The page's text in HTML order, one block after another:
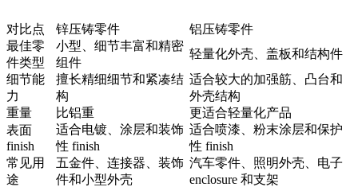
对比点 锌压铸零件
铝压铸零件
最佳零
件类型
小型、细节丰富和精密
组件
轻量化外壳、盖板和结构件
细节能
力
擅长精细细节和紧凑结
构
适合较大的加强筋、凸台和
外壳结构
重量
比铝重
更适合轻量化产品
表面
finish
适合电镀、涂层和装饰
性 finish
适合喷漆、粉末涂层和保护
性 finish
常见用
途
五金件、连接器、装饰
件和小型外壳
汽车零件、照明外壳、电子
enclosure 和支架